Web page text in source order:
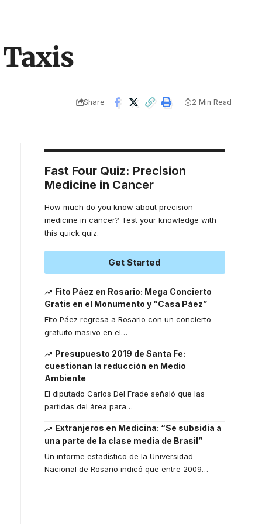
Share 2 Min Read
Fast Four Quiz: Precision
Medicine in Cancer
How much do you know about precision
medicine in cancer? Test your knowledge with
this quick quiz.
Get Started
Fito Páez en Rosario: Mega Concierto
Gratis en el Monumento y “Casa Páez”
Fito Páez regresa a Rosario con un concierto
gratuito masivo en el…
Presupuesto 2019 de Santa Fe:
cuestionan la reducción en Medio
Ambiente
El diputado Carlos Del Frade señaló que las
partidas del área para…
Extranjeros en Medicina: “Se subsidia a
una parte de la clase media de Brasil”
Un informe estadístico de la Universidad
Nacional de Rosario indicó que entre 2009…